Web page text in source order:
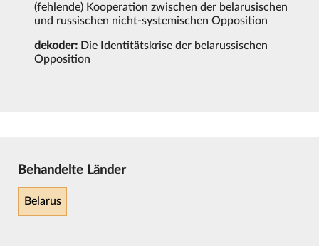
(fehlende) Kooperation zwischen der belarusischen
und russischen nicht-systemischen Opposition
dekoder: Die Identitätskrise der belarussischen
Opposition
Behandelte Länder
Belarus